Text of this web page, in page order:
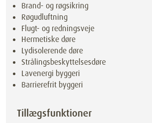
Brand- og røgsikring
Røgudluftning
Flugt- og redningsveje
Hermetiske døre
Lydisolerende døre
Strålingsbeskyttelsesdøre
Lavenergi byggeri
Barrierefrit byggeri
Tillægsfunktioner